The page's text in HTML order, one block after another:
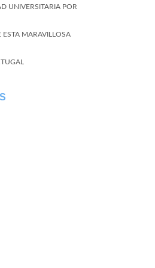
UNIVERSITARIA POR
ESTA MARAVILLOSA